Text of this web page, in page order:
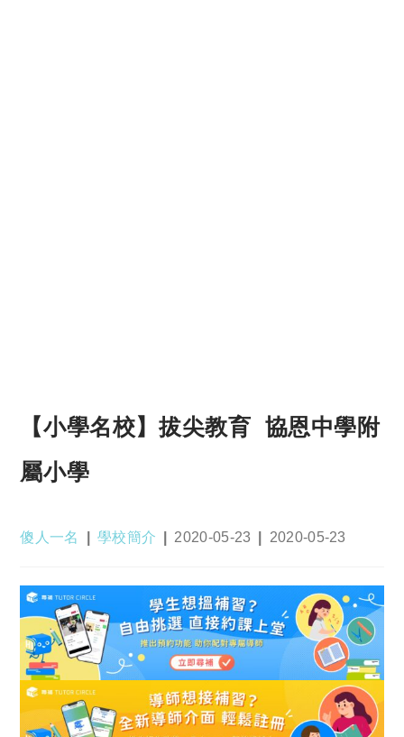
【小學名校】拔尖教育 協恩中學附
屬小學
Post
傻人一名
Post
學校簡介
Post
2020-05-23
Post
2020-05-23